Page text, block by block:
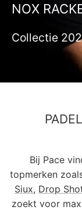
NOX
Collectie
Bij Pace
topmerken
Siux, Drop
zoekt voor